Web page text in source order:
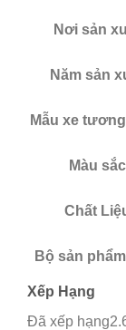
Nơi sản
Năm sản
Mẫu xe
Màu sắc
Chất
Bộ sản
Xếp Hạng
Đã xếp